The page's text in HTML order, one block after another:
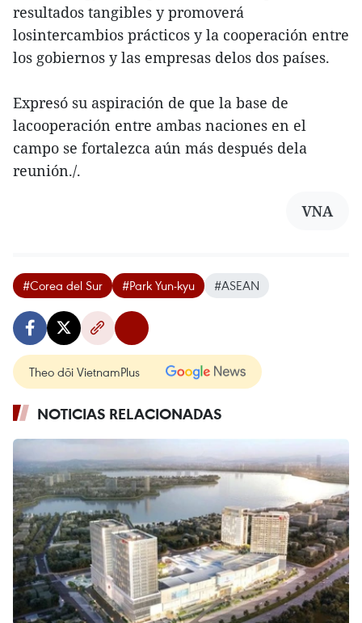
resultados tangibles y promoverá
losintercambios prácticos y la cooperación entre
los gobiernos y las empresas delos dos países.
Expresó su aspiración de que la base de
lacooperación entre ambas naciones en el
campo se fortalezca aún más después dela
reunión./.
VNA
#Corea del Sur #Park Yun-kyu #ASEAN
Theo dõi VietnamPlus
NOTICIAS RELACIONADAS